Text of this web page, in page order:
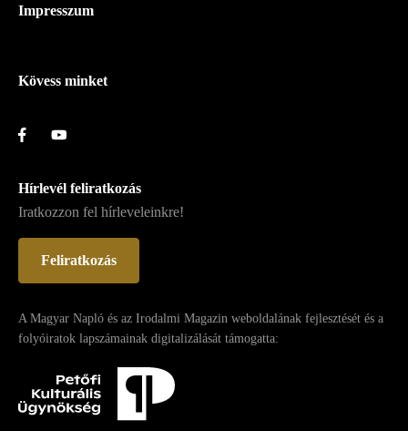
-
Impresszum
Kövess minket
Hírlevél feliratkozás
Iratkozzon fel hírleveleinkre!
Feliratkozás
A Magyar Napló és az Irodalmi Magazin weboldalának fejlesztését és a
folyóiratok lapszámainak digitalizálását támogatta: